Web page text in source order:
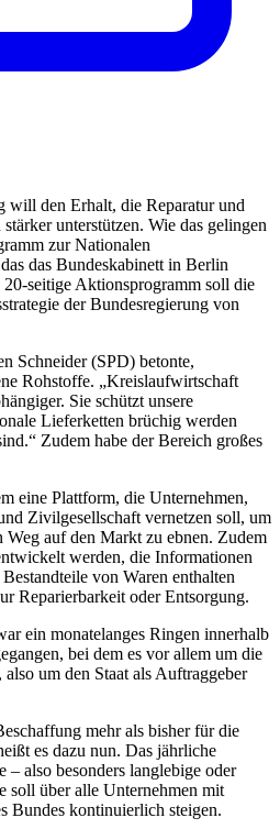
will den Erhalt, die Reparatur und
unterstützen. Wie das gelingen
zur Nationalen
das Bundeskabinett in Berlin
seitige Aktionsprogramm soll die
der Bundesregierung von
Schneider (SPD) betonte,
Rohstoffe. „Kreislaufwirtschaft
Sie schützt unsere
Lieferketten brüchig werden
Zudem habe der Bereich großes
eine Plattform, die Unternehmen,
Zivilgesellschaft vernetzen soll, um
Weg auf den Markt zu ebnen. Zudem
werden, die Informationen
von Waren enthalten
Reparierbarkeit oder Entsorgung.
ein monatelanges Ringen innerhalb
bei dem es vor allem um die
um den Staat als Auftraggeber
mehr als bisher für die
es dazu nun. Das jährliche
also besonders langlebige oder
soll über alle Unternehmen mit
Bundes kontinuierlich steigen.